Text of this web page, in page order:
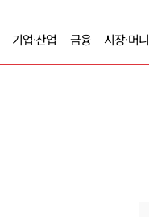
기업·산업 금융 시장·머니